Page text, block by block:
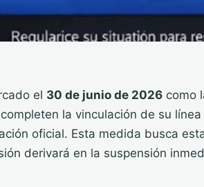
el 30 de junio de 2026 como
completen la vinculación de su línea
oficial. Esta medida busca
derivará en la suspensión